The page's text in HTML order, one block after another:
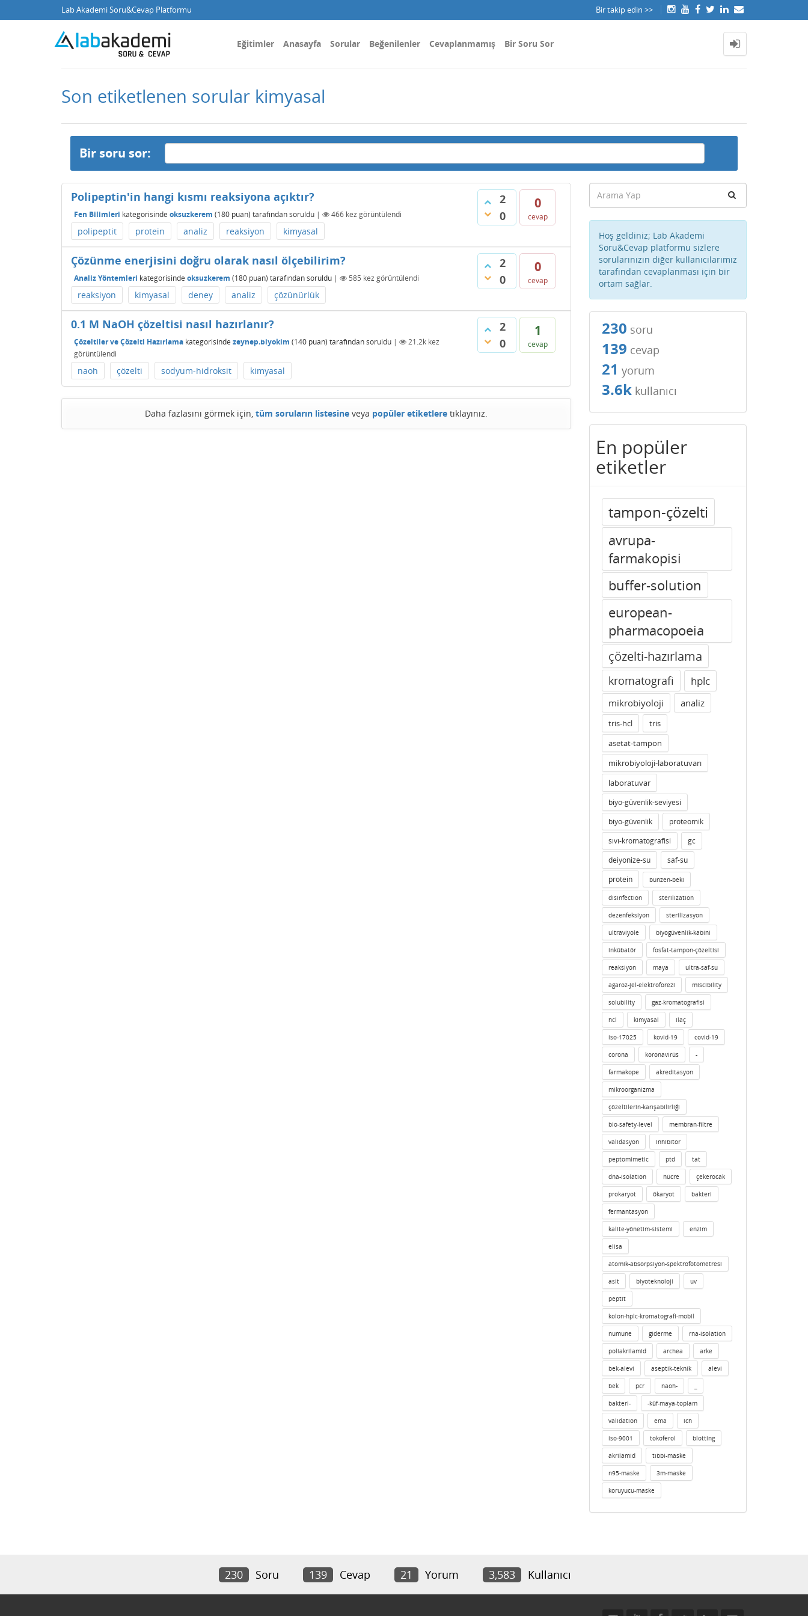
Lab Akademi Soru&Cevap Platformu Bir takip edin >>
Eğitimler Anasayfa Sorular Beğenilenler Cevaplanmamış Bir Soru Sor
Son etiketlenen sorular kimyasal
Bir soru sor:
2
0
0
cevap
Polipeptin'in hangi kısmı reaksiyona açıktır?
Fen Bilimleri kategorisinde oksuzkerem (180 puan) tarafındansoruldu | 466 kez görüntülendi
polipeptit protein analiz reaksiyon kimyasal
2
0
0
cevap
Çözünme enerjisini doğru olarak nasıl ölçebilirim?
Analiz Yöntemleri kategorisinde oksuzkerem (180 puan) tarafındansoruldu | 585 kez görüntülendi
reaksiyon kimyasal deney analiz çözünürlük
2
0
1
cevap
0.1 M NaOH çözeltisi nasıl hazırlanır?
Çözeltiler ve Çözelti Hazırlama kategorisinde zeynep.biyokim (140 puan) tarafındansoruldu | 21.2k kez
görüntülendi
naoh çözelti sodyum-hidroksit kimyasal
Daha fazlasını görmek için, tüm soruların listesineveya popüler etiketleretıklayınız.
Hoş geldiniz; Lab Akademi
Soru&Cevap platformu sizlere
sorularınızın diğer kullanıcılarımız
tarafından cevaplanması için bir
ortam sağlar.
230 soru
139 cevap
21 yorum
3.6kkullanıcı
En popüler
etiketler
tampon-çözelti
avrupa-
farmakopisi
buffer-solution
european-
pharmacopoeia
çözelti-hazırlama
kromatografi hplc
mikrobiyoloji analiz
tris-hcl
tris
asetat-tampon
mikrobiyoloji-laboratuvarı
laboratuvar
biyo-güvenlik-seviyesi
biyo-güvenlik
proteomik
sıvı-kromatografisi
gc
deiyonize-su
saf-su
protein
bunzen-beki
disinfection sterilization
dezenfeksiyon sterilizasyon
ultraviyole biyogüvenlik-kabini
inkübatör fosfat-tampon-çözeltisi
reaksiyon maya ultra-saf-su
agaroz-jel-elektroforezi miscibility
solubility gaz-kromatografisi
hcl kimyasal ilaç
iso-17025 kovid-19 covid-19
corona koronavirüs -
farmakope akreditasyon
mikroorganizma
çözeltilerin-karışabilirliği
bio-safety-level membran-filtre
validasyon inhibitor
peptomimetic ptd tat
dna-isolation hücre çekerocak
prokaryot ökaryot bakteri
fermantasyon
kalite-yönetim-sistemi enzim
elisa
atomik-absorpsiyon-spektrofotometresi
asit biyoteknoloji uv
peptit
kolon-hplc-kromatografi-mobil
numune giderme rna-isolation
poliakrilamid archea arke
bek-alevi aseptik-teknik alevi
bek pcr naoh-
bakteri- -küf-maya-toplam
validation ema ich
iso-9001 tokoferol blotting
akrilamid tıbbi-maske
n95-maske 3m-maske
koruyucu-maske
230 Soru 139 Cevap 21 Yorum 3,583 Kullanıcı